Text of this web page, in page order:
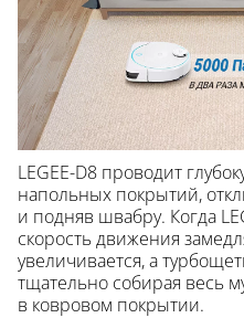
LEGEE-D8 проводит
напольных покрытий,
и подняв швабру. Когда
скорость движения
увеличивается, а
тщательно собирая весь
в ковровом покрытии.